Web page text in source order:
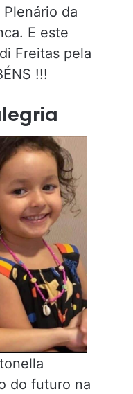
da
E este
Freitas pela
!!!
do futuro na